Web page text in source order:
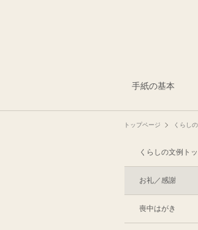
手紙の基本
トップページ くらし
くらしの文例ト
お礼／感謝
喪中はがき